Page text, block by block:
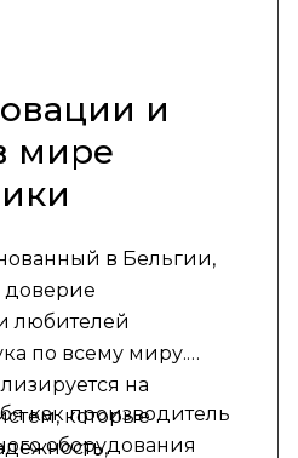
и
мире
в Бельгии,
доверие
любителей
по всему миру.
на
которые
как производитель
оборудования